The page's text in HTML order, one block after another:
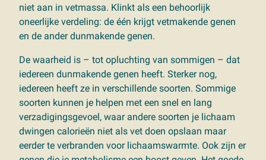
niet aan in vetmassa. Klinkt als een behoorlijk
oneerlijke verdeling: de één krijgt vetmakende genen
en de ander dunmakende genen.
De waarheid is – tot opluchting van sommigen – dat
iedereen dunmakende genen heeft. Sterker nog,
iedereen heeft ze in verschillende soorten. Sommige
soorten kunnen je helpen met een snel en lang
verzadigingsgevoel, waar andere soorten je lichaam
dwingen calorieën niet als vet doen opslaan maar
eerder te verbranden voor lichaamswarmte. Ook zijn er